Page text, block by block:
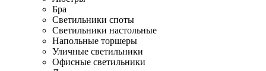
Бра
Светильники споты
Светильники настольные
Напольные торшеры
Уличные светильники
Офисные светильники